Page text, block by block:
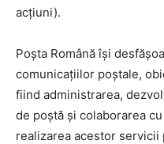
acţiuni).
Poşta Română îşi
comunicaţiilor poştale,
fiind administrarea,
de poştă şi colaborarea
realizarea acestor